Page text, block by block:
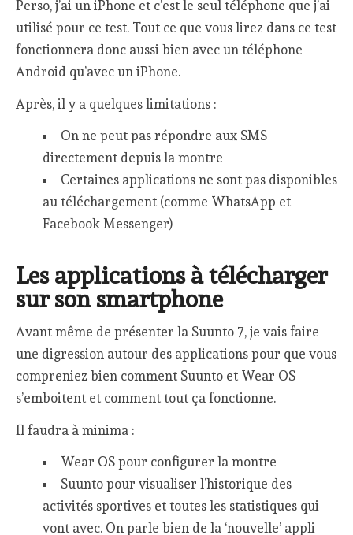
Perso, j’ai un iPhone et c’est le seul téléphone que j’ai
utilisé pour ce test. Tout ce que vous lirez dans ce test
fonctionnera donc aussi bien avec un téléphone
Android qu’avec un iPhone.
Après, il y a quelques limitations :
On ne peut pas répondre aux SMS
directement depuis la montre
Certaines applications ne sont pas disponibles
au téléchargement (comme WhatsApp et
Facebook Messenger)
Les applications à télécharger
sur son smartphone
Avant même de présenter la Suunto 7, je vais faire
une digression autour des applications pour que vous
compreniez bien comment Suunto et Wear OS
s’emboitent et comment tout ça fonctionne.
Il faudra à minima :
Wear OS pour configurer la montre
Suunto pour visualiser l’historique des
activités sportives et toutes les statistiques qui
vont avec. On parle bien de la ‘nouvelle’ appli